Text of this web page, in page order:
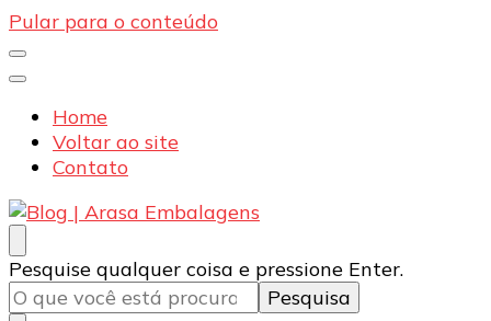
Pular para o conteúdo
Home
Voltar ao site
Contato
Blog | Arasa Embalagens
Confira conteúdos sobre embalagens para pizzas,
doces e salgados. Tudo para seu comércio com a
qualidade Arasa. Leia nossos conteúdos!
Procurando
algo?
Pesquise qualquer coisa e pressione Enter.